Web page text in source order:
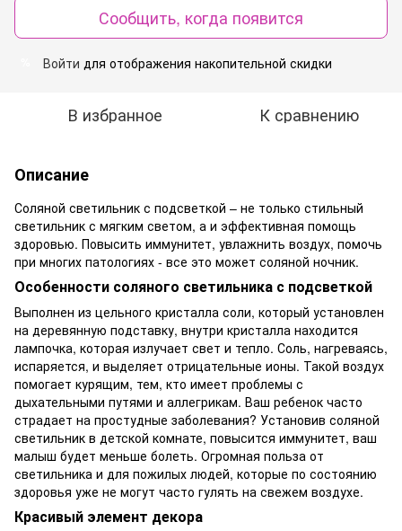
Сообщить, когда появится
Войти для отображения накопительной скидки
В избранное К сравнению
Описание
Соляной светильник с подсветкой – не только стильный
светильник с мягким светом, а и эффективная помощь
здоровью. Повысить иммунитет, увлажнить воздух, помочь
при многих патологиях - все это может соляной ночник.
Особенности соляного светильника с подсветкой
Выполнен из цельного кристалла соли, который установлен
на деревянную подставку, внутри кристалла находится
лампочка, которая излучает свет и тепло. Соль, нагреваясь,
испаряется, и выделяет отрицательные ионы. Такой воздух
помогает курящим, тем, кто имеет проблемы с
дыхательными путями и аллегрикам. Ваш ребенок часто
страдает на простудные заболевания? Установив соляной
светильник в детской комнате, повысится иммунитет, ваш
малыш будет меньше болеть. Огромная польза от
светильника и для пожилых людей, которые по состоянию
здоровья уже не могут часто гулять на свежем воздухе.
Красивый элемент декора